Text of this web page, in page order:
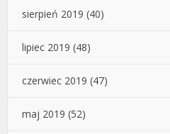
sierpień 2019 (40)
lipiec 2019 (48)
czerwiec 2019 (47)
maj 2019 (52)